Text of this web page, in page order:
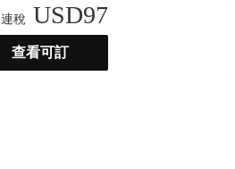
連稅 USD97
查看可訂